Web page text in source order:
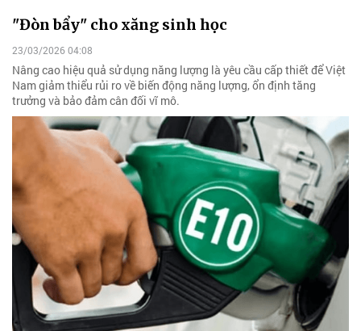
"Đòn bẩy" cho xăng sinh học
23/03/2026 04:08
Nâng cao hiệu quả sử dụng năng lượng là yêu cầu cấp thiết để Việt
Nam giảm thiểu rủi ro về biến động năng lượng, ổn định tăng
trưởng và bảo đảm cân đối vĩ mô.